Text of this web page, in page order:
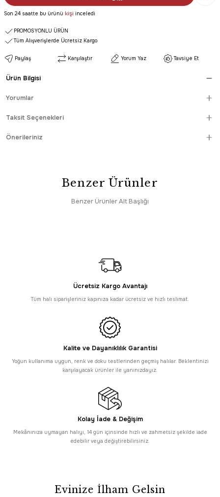
Son 24 saatte bu ürünü kişi inceledi
PROMOSYONLU ÜRÜN
Tüm Alışverişlerde Ücretsiz Kargo
Paylaş Karşılaştır Yorum Yaz Tavsiye Et
Ürün Bilgisi
Yorumlar
Taksit Seçenekleri
Önerileriniz
Benzer Ürünler
Benzer Ürünler Alt Başlığı
SAAT 16:30’a KADAR AYNI GÜN KARGO
PROMOSYONLU ÜRÜN
Enti Miras 6808 Gri - Klasik Göbekli Akrilik Halı
SAAT 16:30’a KADAR AYNI GÜN KARGO
PROMOSYONLU ÜRÜN
Enti Miras 6810 Gri Mavi - Çerçeveli Akrilik Halı
Tüm Alışverişlerde Ücretsiz Kargo
HIZLI TESLİMAT
Enti
PROMOSYONLU ÜRÜN
Tüm Alışverişlerde Ücretsiz Kargo
Ücretsiz Kargo Avantajı
Tüm halı siparişleriniz kapınıza kadar ücretsiz ve hızlı teslimat.
Kalite ve Dayanıklılık Garantisi
Yoğun kullanıma uygun, renk ve doku testlerinden geçmiş halılar. Beklentinizi
karşılayacak ürünler ile yanınızdayız.
Kolay İade & Değişim
Mekânınıza uymayan halıyı, 14 gün içinsinde hızlı ve zahmetsiz şekilde iade
edebilir veya değiştirebilirsiniz.
Evinize İlham Gelsin